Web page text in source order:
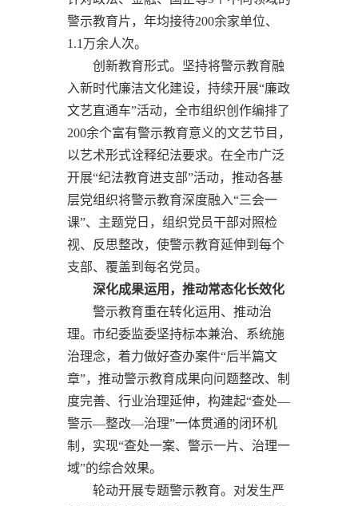
警示教育片，年均接待200余家单位、
1.1万余人次。
创新教育形式。坚持将警示教育融
入新时代廉洁文化建设，持续开展“廉政
文艺直通车”活动，全市组织创作编排了
200余个富有警示教育意义的文艺节目，
以艺术形式诠释纪法要求。在全市广泛
开展“纪法教育进支部”活动，推动各基
层党组织将警示教育深度融入“三会一
课”、主题党日，组织党员干部对照检
视、反思整改，使警示教育延伸到每个
支部、覆盖到每名党员。
深化成果运用，推动常态化长效化
警示教育重在转化运用、推动治
理。市纪委监委坚持标本兼治、系统施
治理念，着力做好查办案件“后半篇文
章”，推动警示教育成果向问题整改、制
度完善、行业治理延伸，构建起“查处—
警示—整改—治理”一体贯通的闭环机
制，实现“查处一案、警示一片、治理一
域”的综合效果。
轮动开展专题警示教育。对发生严